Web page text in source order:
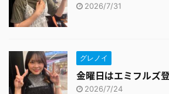
2026/7/31
グレノイ
金曜日はエミフルズ
2026/7/24